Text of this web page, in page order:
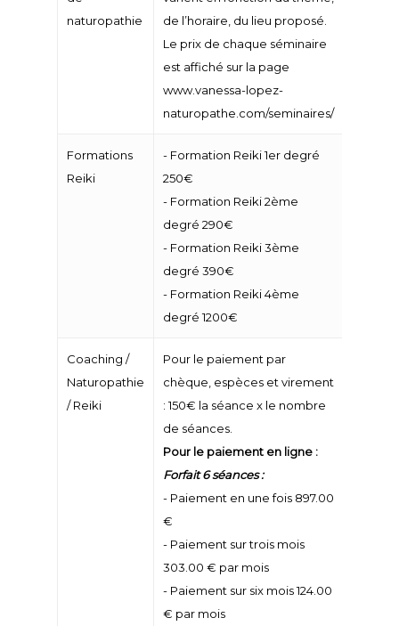
naturopathie
de l’horaire, du lieu proposé.
Le prix de chaque séminaire
est affiché sur la page
www.vanessa-lopez-
naturopathe.com/seminaires/
Formations
Reiki
- Formation Reiki 1er degré
250€
- Formation Reiki 2ème
degré 290€
- Formation Reiki 3ème
degré 390€
- Formation Reiki 4ème
degré 1200€
Coaching /
Naturopathie
/ Reiki
Pour le paiement par
chèque, espèces et virement
: 150€ la séance x le nombre
de séances.
Pour le paiement en ligne :
Forfait 6 séances :
- Paiement en une fois 897.00
€
- Paiement sur trois mois
303.00 € par mois
- Paiement sur six mois 124.00
€ par mois